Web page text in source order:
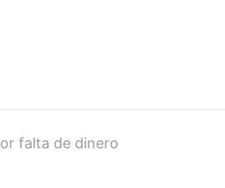
falta de dinero